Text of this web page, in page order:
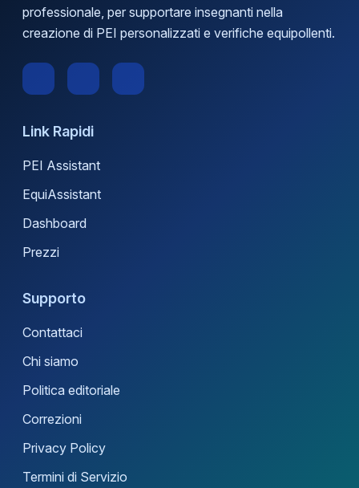
professionale, per supportare insegnanti nella
creazione di PEI personalizzati e verifiche equipollenti.
Link Rapidi
PEI Assistant
EquiAssistant
Dashboard
Prezzi
Supporto
Contattaci
Chi siamo
Politica editoriale
Correzioni
Privacy Policy
Termini di Servizio